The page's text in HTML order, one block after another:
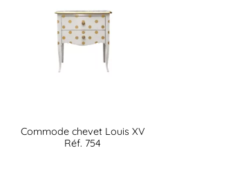
Commode chevet Louis XV
Réf. 754